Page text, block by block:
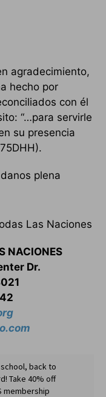
agradecimiento,
hecho por
con él
“…para servirle
su presencia
plena
Las Naciones
NACIONES
Dr.